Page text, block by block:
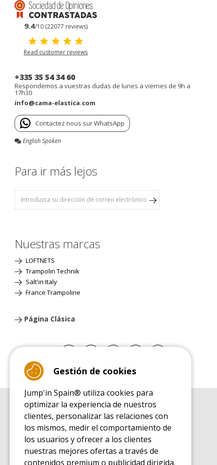
9.4/10 (22077 reviews)
Read customer reviews
+335 35 54 34 60
Respondemos a vuestras dudas de lunes a viernes de 9h a
17h30
info@cama-elastica.com
Contactez nous sur WhatsApp
English Spoken
Para ir más lejos
Nuestras marcas
LOFTNETS
Trampolin Technik
Salt'in Italy
France Trampoline
Página Clásica
GUÍA DE COMPRA
Guía de compra para las camas elásticas de ocio
GUÍA DE INSTALACIÓN
Guía de montaje para la cama elástica de ocio
GUÍA DE MANTENIMIENTO
Gestión de cookies
Jump'in Spain® utiliza cookies para
optimizar la experiencia de nuestros
clientes, personalizar las relaciones con
los mismos, medir el comportamiento de
los usuarios y ofrecer a los clientes
nuestras mejores ofertas a través de
contenidos premium o publicidad dirigida.